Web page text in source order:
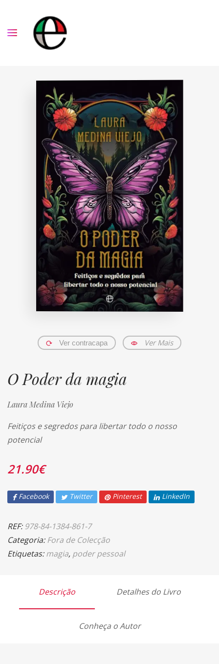
Ver contracapa Ver Mais
O Poder da magia
Laura Medina Viejo
Feitiços e segredos para libertar todo o nosso
potencial
21.90€
Facebook Twitter Pinterest LinkedIn
REF:978-84-1384-861-7
Categoria:Fora de Colecção
Etiquetas:magia, poder pessoal
Descrição Detalhes do Livro
Conheça o Autor